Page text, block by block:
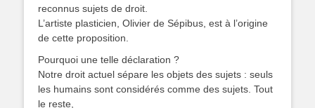
reconnus sujets de droit.
L’artiste plasticien, Olivier de Sépibus, est à l’origine
de cette proposition.
Pourquoi une telle déclaration ?
Notre droit actuel sépare les objets des sujets : seuls
les humains sont considérés comme des sujets. Tout
le reste,